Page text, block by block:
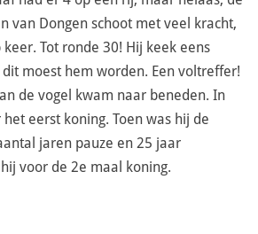
van Dongen schoot met veel kracht,
Tot ronde 30! Hij keek eens
moest hem worden. Een voltreffer!
de vogel kwam naar beneden. In
eerst koning. Toen was hij de
jaren pauze en 25 jaar
voor de 2e maal koning.